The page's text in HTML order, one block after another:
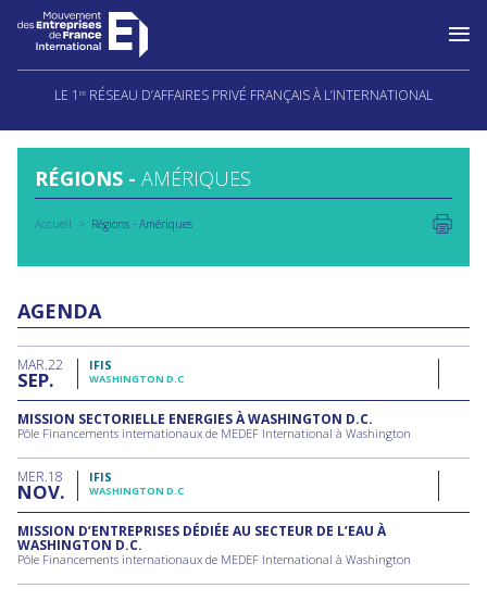
Aller
LE 1 ER RÉSEAU D’AFFAIRES PRIVÉ FRANÇAIS À L’INTERNATIONAL
RÉGIONS - AMÉRIQUES
Accueil Régions - Amériques
AGENDA
MAR 22
SEP
IFIS
WASHINGTON D.C
MISSION SECTORIELLE ENERGIES À WASHINGTON D.C.
Pôle Financements internationaux de MEDEF International à Washington
MER 18
NOV
IFIS
WASHINGTON D.C
MISSION D’ENTREPRISES DÉDIÉE AU SECTEUR DE L’EAU À
WASHINGTON D.C.
Pôle Financements internationaux de MEDEF International à Washington